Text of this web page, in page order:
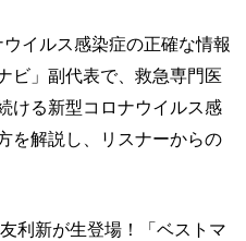
イルス感染症の正確な情報
ビ」副代表で、救急専門医
ける新型コロナウイルス感
を解説し、リスナーからの
利新が生登場！「ベストマ